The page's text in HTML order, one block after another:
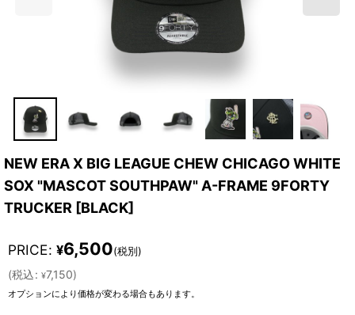
NEW ERA X BIG LEAGUE CHEW CHICAGO WHITE
SOX "MASCOT SOUTHPAW" A-FRAME 9FORTY
TRUCKER [BLACK]
PRICE: ¥6,500(税別)
(税込: ¥7,150)
オプションにより価格が変わる場合もあります。